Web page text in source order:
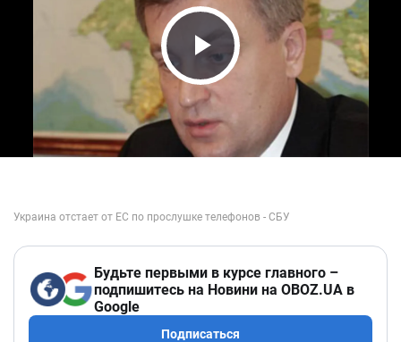
Play Video
Будьте первыми в курсе главного –
подпишитесь на Новини на OBOZ.UA в
Google
Подписаться